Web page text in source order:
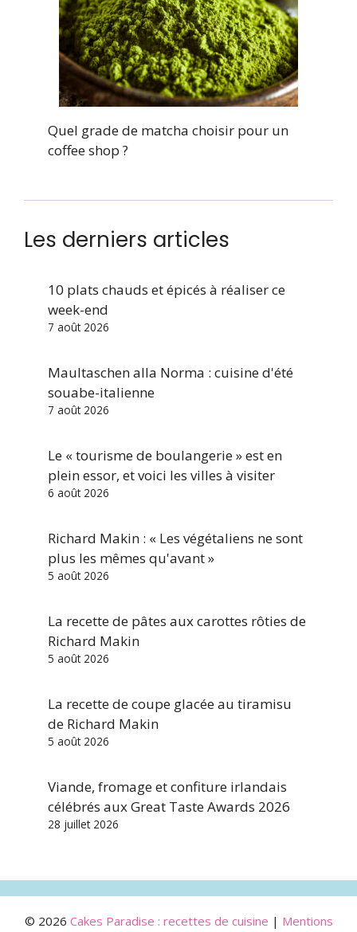
Quel grade de matcha choisir pour un
coffee shop ?
Les derniers articles
10 plats chauds et épicés à réaliser ce
week-end
7 août 2026
Maultaschen alla Norma : cuisine d'été
souabe-italienne
7 août 2026
Le « tourisme de boulangerie » est en
plein essor, et voici les villes à visiter
6 août 2026
Richard Makin : « Les végétaliens ne sont
plus les mêmes qu'avant »
5 août 2026
La recette de pâtes aux carottes rôties de
Richard Makin
5 août 2026
La recette de coupe glacée au tiramisu
de Richard Makin
5 août 2026
Viande, fromage et confiture irlandais
célébrés aux Great Taste Awards 2026
28 juillet 2026
© 2026 Cakes Paradise : recettes de cuisine | Mentions